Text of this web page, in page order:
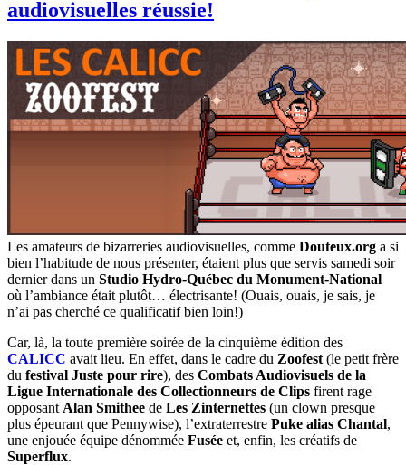
audiovisuelles réussie!
Les amateurs de bizarreries audiovisuelles, comme Douteux.org a si
bien l’habitude de nous présenter, étaient plus que servis samedi soir
dernier dans un Studio Hydro-Québec du Monument-National
où l’ambiance était plutôt… électrisante! (Ouais, ouais, je sais, je
n’ai pas cherché ce qualificatif bien loin!)
Car, là, la toute première soirée de la cinquième édition des
CALICC avait lieu. En effet, dans le cadre du Zoofest (le petit frère
du festival Juste pour rire), des Combats Audiovisuels de la
Ligue Internationale des Collectionneurs de Clips firent rage
opposant Alan Smithee de Les Zinternettes (un clown presque
plus épeurant que Pennywise), l’extraterrestre Puke alias Chantal,
une enjouée équipe dénommée Fusée et, enfin, les créatifs de
Superflux.